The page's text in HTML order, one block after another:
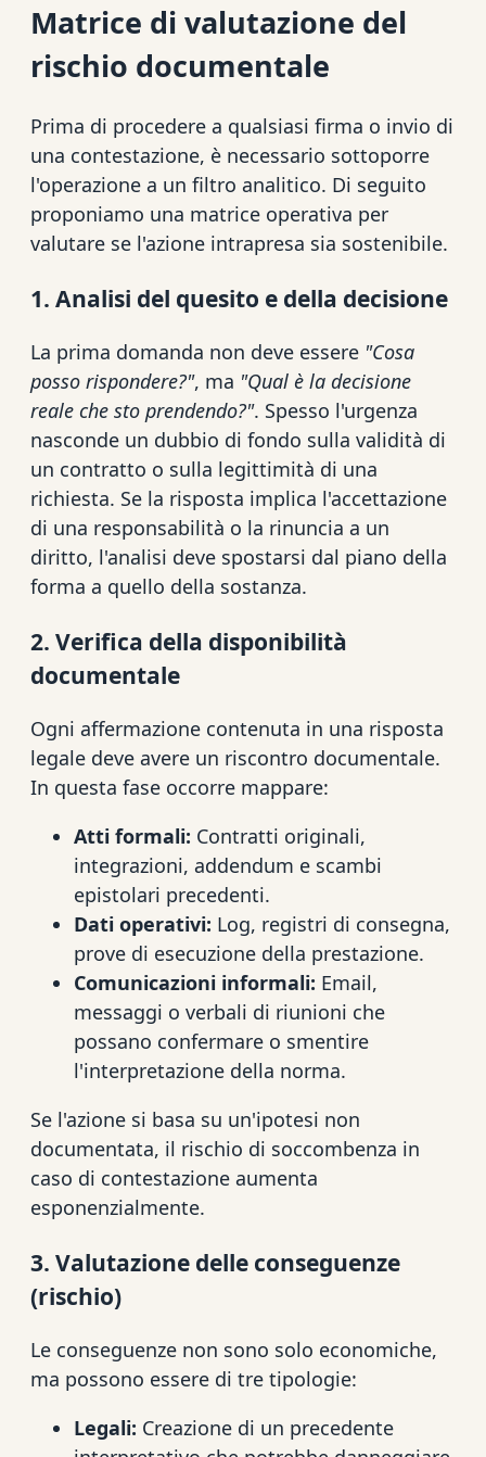
Matrice di valutazione del
rischio documentale
Prima di procedere a qualsiasi firma o invio di
una contestazione, è necessario sottoporre
l'operazione a un filtro analitico. Di seguito
proponiamo una matrice operativa per
valutare se l'azione intrapresa sia sostenibile.
1. Analisi del quesito e della decisione
La prima domanda non deve essere "Cosa
posso rispondere?", ma "Qual è la decisione
reale che sto prendendo?". Spesso l'urgenza
nasconde un dubbio di fondo sulla validità di
un contratto o sulla legittimità di una
richiesta. Se la risposta implica l'accettazione
di una responsabilità o la rinuncia a un
diritto, l'analisi deve spostarsi dal piano della
forma a quello della sostanza.
2. Verifica della disponibilità
documentale
Ogni affermazione contenuta in una risposta
legale deve avere un riscontro documentale.
In questa fase occorre mappare:
Atti formali: Contratti originali,
integrazioni, addendum e scambi
epistolari precedenti.
Dati operativi: Log, registri di consegna,
prove di esecuzione della prestazione.
Comunicazioni informali: Email,
messaggi o verbali di riunioni che
possano confermare o smentire
l'interpretazione della norma.
Se l'azione si basa su un'ipotesi non
documentata, il rischio di soccombenza in
caso di contestazione aumenta
esponenzialmente.
3. Valutazione delle conseguenze
(rischio)
Le conseguenze non sono solo economiche,
ma possono essere di tre tipologie:
Legali: Creazione di un precedente